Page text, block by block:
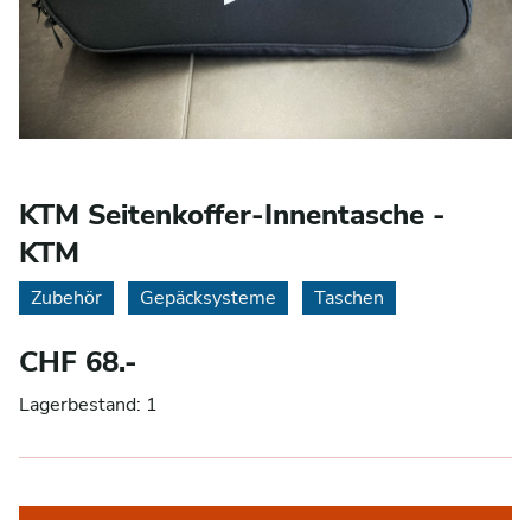
KTM Seitenkoffer-Innentasche -
KTM
Zubehör Gepäcksysteme Taschen
CHF 68.-
Lagerbestand: 1